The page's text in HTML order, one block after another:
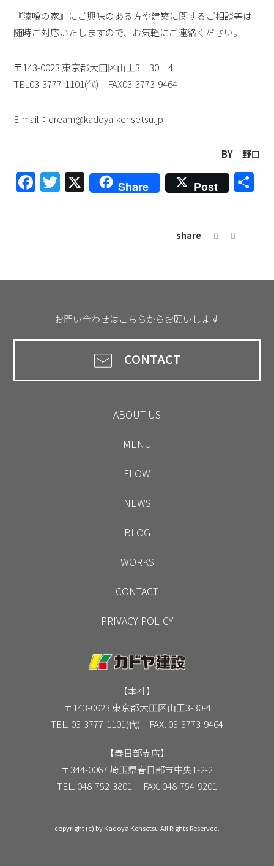
『漆喰の家』にご興味のある方や建築に関するご相談等は
随時ご対応いたしますので、お気軽にご連絡ください。
〒143-0023 東京都大田区山王3－30－4
TEL03-3777-1101(代) FAX03-3773-9464
E-mail：dream@kadoya-kensetsu.jp
BY 野口
Facebook
Twitter
X Share Post
share
お問い合わせはこちらからお願いします
CONTACT
ABOUT US
MENU
FLOW
NEWS
BLOG
WORKS
CONTACT
PRIVACY POLICY
【本社】
〒143-0023 東京都大田区山王3-30-4
TEL. 03-3777-1101(代) FAX. 03-3773-9464
【春日部支店】
〒344-0067 埼玉県春日部市中央1-2-2
TEL. 048-752-3801 FAX. 048-754-9201
copyright (c) by Kadoya Kensetsu All Rights Reserved.